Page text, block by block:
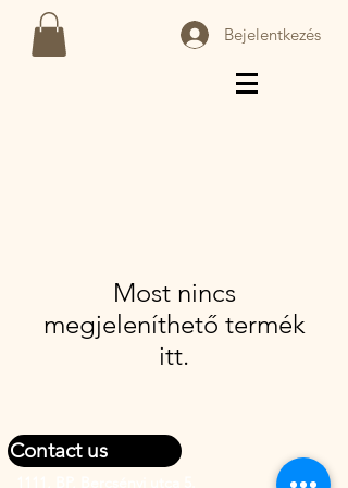
Bejelentkezés
Most nincs
megjeleníthető termék
itt.
Contact us